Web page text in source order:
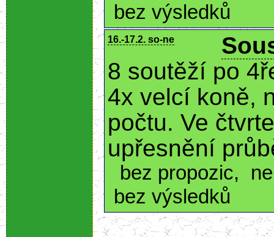
bez výsledků
16.-17.2. so-ne
8 soutěží po
4x velcí koně,
počtu. Ve
upřesnění
bez propozic,
bez výsledků